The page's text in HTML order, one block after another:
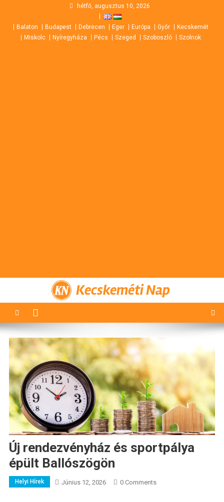
content
hétfő, augusztus 10, 2026
Balaton Budapest Debrecen Eger Európa Győr
Kecskemét
Miskolc
Nyíregyháza Pécs Szeged Szoboszló Szolnok
Kecskeméti Nap
Új rendezvényház és sportpálya
épült Ballószögön
Helyi Hírek Június 12, 2026 0 Comments